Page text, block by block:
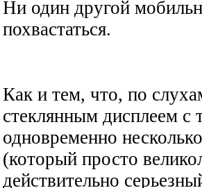
Ни один другой
похвастаться.
Как и тем, что, по
стеклянным дисплеем
одновременно
(который просто
действительно